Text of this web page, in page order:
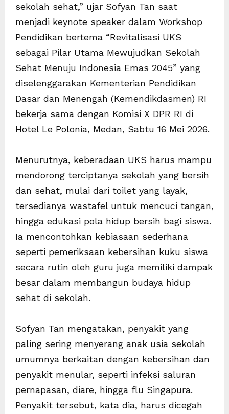
sekolah sehat,” ujar Sofyan Tan saat
menjadi keynote speaker dalam Workshop
Pendidikan bertema “Revitalisasi UKS
sebagai Pilar Utama Mewujudkan Sekolah
Sehat Menuju Indonesia Emas 2045” yang
diselenggarakan Kementerian Pendidikan
Dasar dan Menengah (Kemendikdasmen) RI
bekerja sama dengan Komisi X DPR RI di
Hotel Le Polonia, Medan, Sabtu 16 Mei 2026.
Menurutnya, keberadaan UKS harus mampu
mendorong terciptanya sekolah yang bersih
dan sehat, mulai dari toilet yang layak,
tersedianya wastafel untuk mencuci tangan,
hingga edukasi pola hidup bersih bagi siswa.
Ia mencontohkan kebiasaan sederhana
seperti pemeriksaan kebersihan kuku siswa
secara rutin oleh guru juga memiliki dampak
besar dalam membangun budaya hidup
sehat di sekolah.
Sofyan Tan mengatakan, penyakit yang
paling sering menyerang anak usia sekolah
umumnya berkaitan dengan kebersihan dan
penyakit menular, seperti infeksi saluran
pernapasan, diare, hingga flu Singapura.
Penyakit tersebut, kata dia, harus dicegah